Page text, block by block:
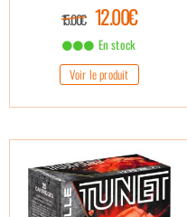
15.00€ 12.00€
En stock
Voir le produit